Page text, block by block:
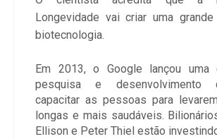
Longevidade vai criar uma
biotecnologia.
Em 2013, o Google lançou uma
pesquisa e desenvolvimento
capacitar as pessoas para
longas e mais saudáveis.
Ellison e Peter Thiel estão